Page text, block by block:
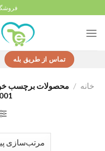
to
content
تماس از طریق بله
خانه / محصولات برچسب